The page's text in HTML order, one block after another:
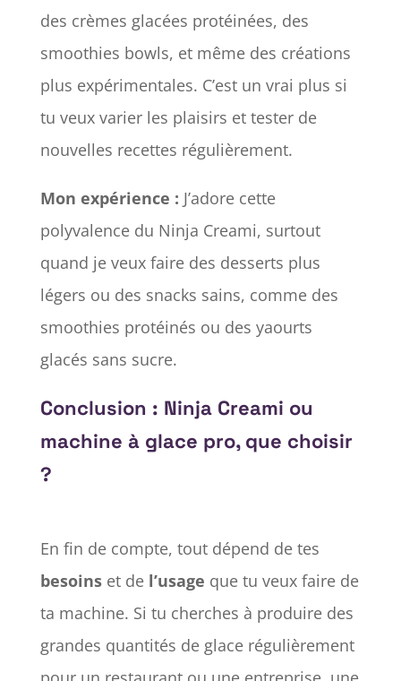
des crèmes glacées protéinées, des
smoothies bowls, et même des créations
plus expérimentales. C’est un vrai plus si
tu veux varier les plaisirs et tester de
nouvelles recettes régulièrement.
Mon expérience : J’adore cette
polyvalence du Ninja Creami, surtout
quand je veux faire des desserts plus
légers ou des snacks sains, comme des
smoothies protéinés ou des yaourts
glacés sans sucre.
Conclusion : Ninja Creami ou
machine à glace pro, que choisir
?
En fin de compte, tout dépend de tes
besoinset de l’usage que tu veux faire de
ta machine. Si tu cherches à produire des
grandes quantités de glace régulièrement